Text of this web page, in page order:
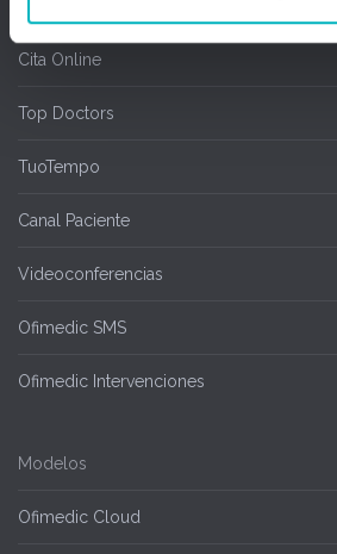
Cita Online
Top Doctors
TuoTempo
Canal Paciente
Videoconferencias
Ofimedic SMS
Ofimedic Intervenciones
Modelos
Ofimedic Cloud